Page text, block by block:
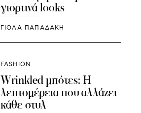
γιορτινά looks
ΓΙΌΛΑ ΠΑΠΑΔΆΚΗ
FASHION
Wrinkled μπότες: Η
λεπτομέρεια που αλλάζει
κάθε στυλ